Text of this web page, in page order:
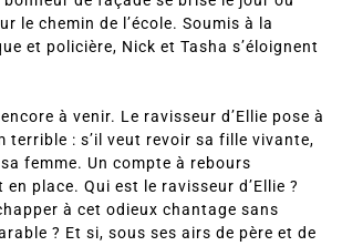
le chemin de l’école. Soumis à la
et policière, Nick et Tasha s’éloignent
à venir. Le ravisseur d’Ellie pose à
terrible : s’il veut revoir sa fille vivante,
femme. Un compte à rebours
place. Qui est le ravisseur d’Ellie ?
à cet odieux chantage sans
? Et si, sous ses airs de père et de